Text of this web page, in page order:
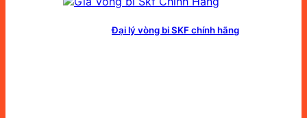
Đại lý vòng bi SKF chính hãng